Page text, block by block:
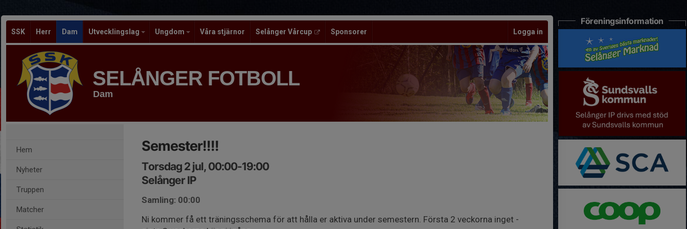
SSK Herr Dam Utvecklingslag Ungdom Våra stjärnor Selånger Vårcup Sponsorer Logga in
SELÅNGER FOTBOLL
Dam
Hem
Nyheter
Truppen
Matcher
Semester!!!!
Torsdag 2 jul, 00:00-19:00
Selånger IP
Samling: 00:00
Ni kommer få ett träningsschema för att hålla er aktiva under semestern. Första 2 veckorna inget -
Föreningsinformation